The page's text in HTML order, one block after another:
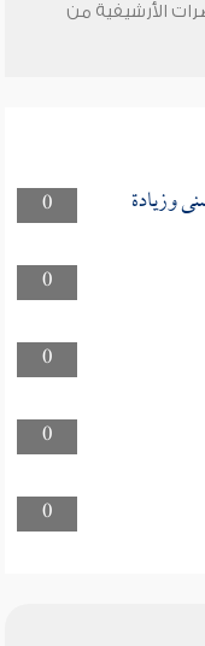
الأرشيفية من
0 وزيادة
0
0
0
0